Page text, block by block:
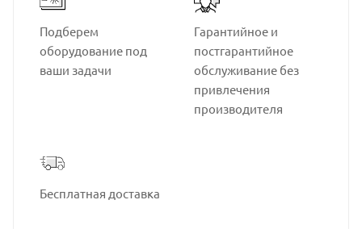
Подберем
оборудование под
ваши задачи
Гарантийное и
постгарантийное
обслуживание без
привлечения
производителя
Бесплатная доставка